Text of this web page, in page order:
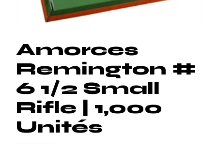
Amorces
Remington #
6 1/2 Small
Rifle | 1,000
Unités